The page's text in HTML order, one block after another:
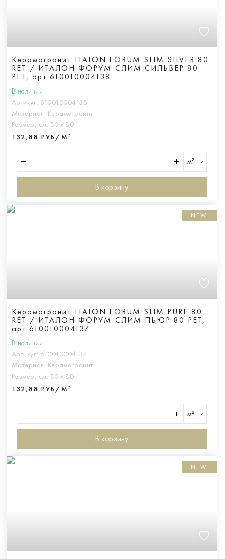
Керамогранит ITALON FORUM SLIM SILVER 80
RET / ИТАЛОН ФОРУМ СЛИМ СИЛЬВЕР 80
РЕТ, арт.610010004138
В наличии
Артикул: 610010004138
Материал: Керамогранит
Размер, см: 80 х 80
132,88 РУБ/М²
м²
В корзину
NEW
Керамогранит ITALON FORUM SLIM PURE 80
RET / ИТАЛОН ФОРУМ СЛИМ ПЬЮР 80 РЕТ,
арт.610010004137
В наличии
Артикул: 610010004137
Материал: Керамогранит
Размер, см: 80 х 80
132,88 РУБ/М²
м²
В корзину
NEW